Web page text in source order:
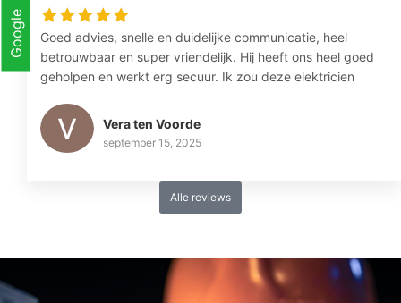
gerichte houding is zeer fijn.
Google
Goed advies, snelle en duidelijke communicatie, heel
betrouwbaar en super vriendelijk. Hij heeft ons heel goed
geholpen en werkt erg secuur. Ik zou deze elektricien
Vera ten Voorde
september 15, 2025
Alle reviews